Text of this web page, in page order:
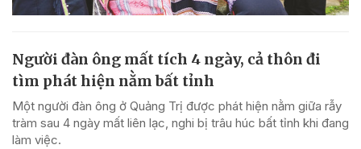
Người đàn ông mất tích 4 ngày, cả thôn đi
tìm phát hiện nằm bất tỉnh
Một người đàn ông ở Quảng Trị được phát hiện nằm giữa rẫy
tràm sau 4 ngày mất liên lạc, nghi bị trâu húc bất tỉnh khi đang
làm việc.